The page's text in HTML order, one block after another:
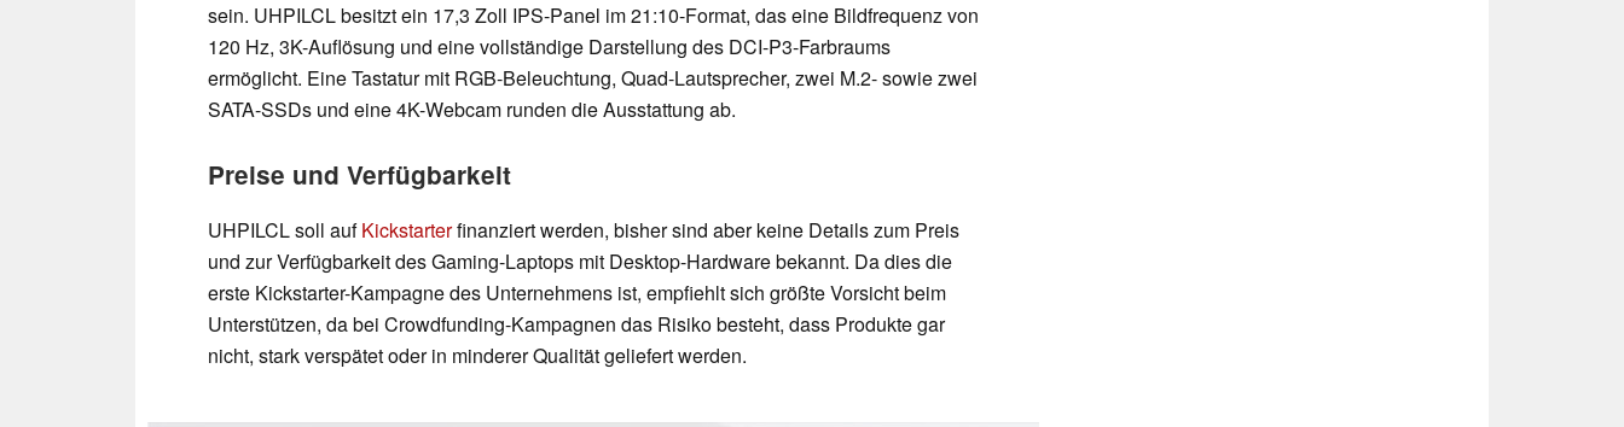
sein. UHPILCL besitzt ein 17,3 Zoll IPS-Panel im 21:10-Format, das eine Bildfrequenz von
120 Hz, 3K-Auflösung und eine vollständige Darstellung des DCI-P3-Farbraums
ermöglicht. Eine Tastatur mit RGB-Beleuchtung, Quad-Lautsprecher, zwei M.2- sowie zwei
SATA-SSDs und eine 4K-Webcam runden die Ausstattung ab.
Preise und Verfügbarkeit
UHPILCL soll aufKickstarterfinanziert werden, bisher sind aber keine Details zum Preis
und zur Verfügbarkeit des Gaming-Laptops mit Desktop-Hardware bekannt. Da dies die
erste Kickstarter-Kampagne des Unternehmens ist, empfiehlt sich größte Vorsicht beim
Unterstützen, da bei Crowdfunding-Kampagnen das Risiko besteht, dass Produkte gar
nicht, stark verspätet oder in minderer Qualität geliefert werden.